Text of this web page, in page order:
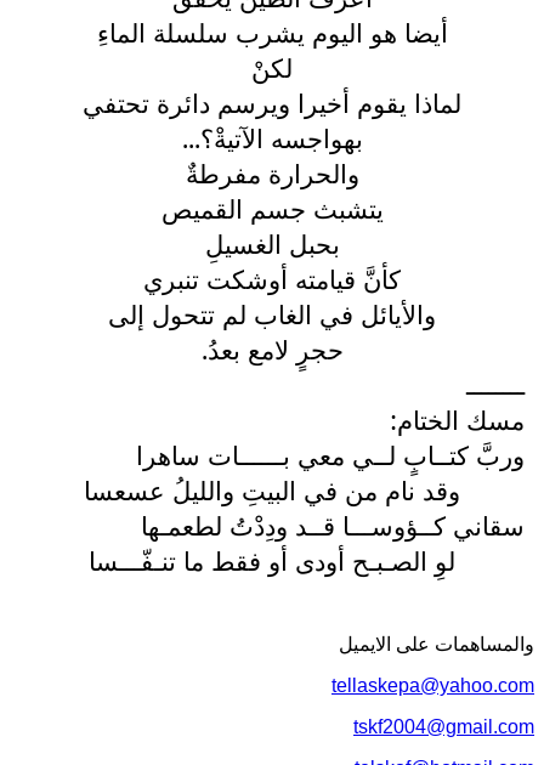
أيضا هو اليوم يشرب سلسلة الماءِ
لكنْ
لماذا يقوم أخيرا ويرسم دائرة تحتفي
بهواجسه الآتيةْ؟...
والحرارة مفرطةٌ
يتشبث جسم القميص
بحبل الغسيلِ
كأنَّ قيامته أوشكت تنبري
والأيائل في الغاب لم تتحول إلى
حجرٍ لامع بعدُ.
ــــــــ
مسك الختام:
وربَّ كتــابٍ لــي معي بــــــات ساهرا
وقد نام من في البيتِ والليلُ عسعسا
سقاني كــؤوســـا قــد ودِدْتُ لطعمـها
لوِ الصـبـح أودى أو فقط ما تنـفّـــسا
والمساهمات علی الایمیل
tellaskepa@yahoo.com
tskf2004@gmail.com